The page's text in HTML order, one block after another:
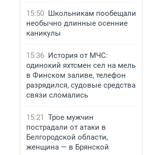
15:50 Школьникам пообещали
необычно длинные осенние
каникулы
15:36 История от МЧС:
одинокий яхтсмен сел на мель
в Финском заливе, телефон
разрядился, судовые средства
связи сломались
15:21 Трое мужчин
пострадали от атаки в
Белгородской области,
женщина — в Брянской